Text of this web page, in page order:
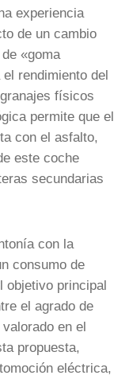
experiencia
de un cambio
«goma
rendimiento del
físicos
permite que el
con el asfalto,
este coche
secundarias
con la
consumo de
objetivo principal
el agrado de
en el
propuesta,
eléctrica,